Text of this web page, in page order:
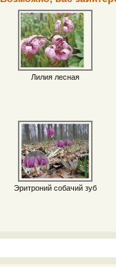
Лилия лесная
Эритроний собачий зуб